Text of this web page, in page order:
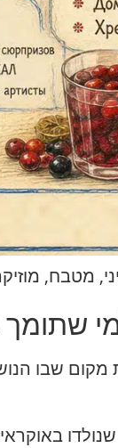
מוזיקה
שתומך
שבו
שנולדו